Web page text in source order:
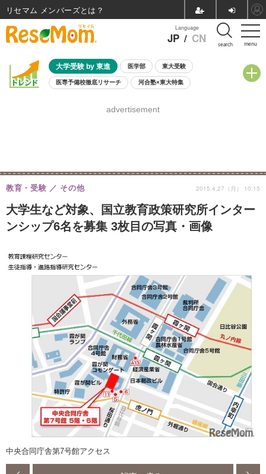
menu
Language
JP / CN search
大学受験 by 東進 医学部 東大受験
医専予備校徹底リサーチ 河合塾×東大特集
8月開催学校説明会・相談会
advertisement
大学生など対象、国立教育政策研究所インター
ンシップ6名を募集 3枚目の写真・画像
教育・受験 その他 2015.4.27（月） 10:15
中央合同庁舎第7号館アクセス
リセマム メンバーズ